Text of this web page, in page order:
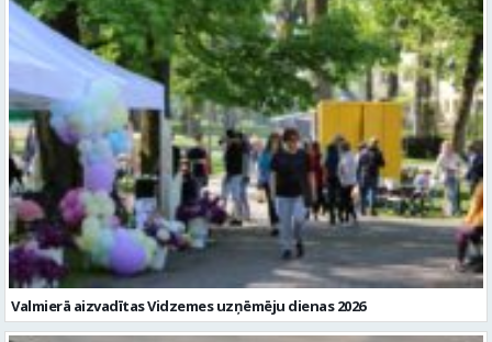
Valmierā aizvadītas Vidzemes uzņēmēju dienas 2026